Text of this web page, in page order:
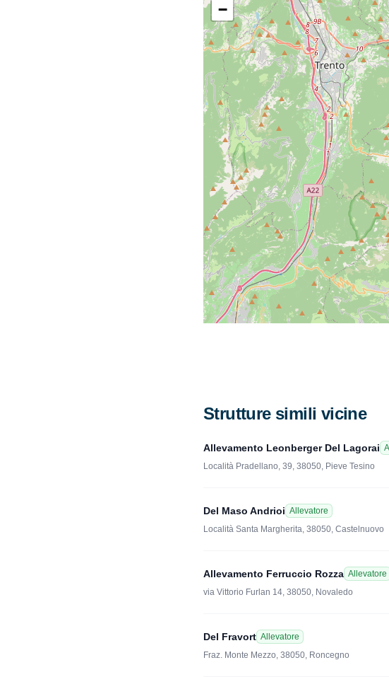
−
Strutture simili vicine
Allevamento Leonberger Del Lagorai
Località Pradellano, 39, 38050, Pieve Tesino
Del Maso Andrioi Allevatore
Località Santa Margherita, 38050, Castelnuovo
Allevamento Ferruccio Rozza Allevatore
via Vittorio Furlan 14, 38050, Novaledo
Del Fravort Allevatore
Fraz. Monte Mezzo, 38050, Roncegno